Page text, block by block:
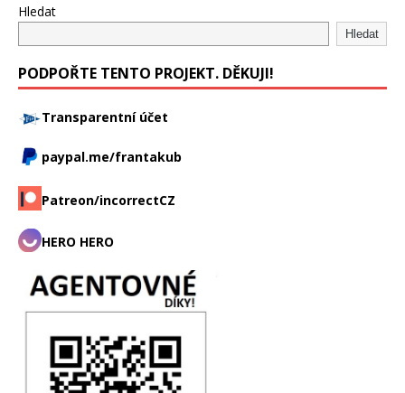
Hledat
Hledat
PODPOŘTE TENTO PROJEKT. DĚKUJI!
Transparentní účet
paypal.me/frantakub
Patreon/incorrectCZ
HERO HERO